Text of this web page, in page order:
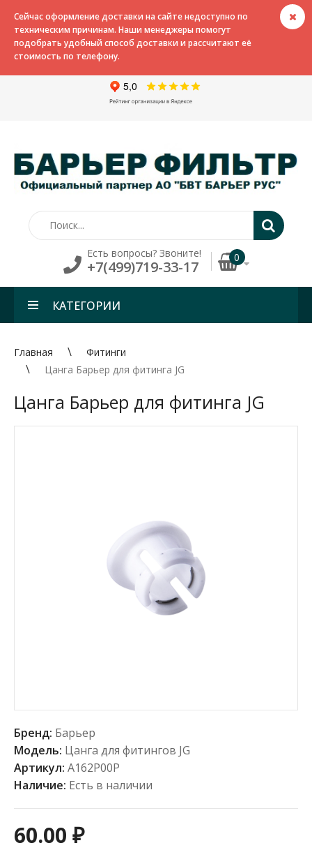
Сейчас оформление доставки на сайте недоступно по
техническим причинам. Наши менеджеры помогут
подобрать удобный способ доставки и рассчитают её
стоимость по телефону.
Есть вопросы? Звоните!
+7(499)719-33-17
0
КАТЕГОРИИ
Главная
Фитинги
Цанга Барьер для фитинга JG
Цанга Барьер для фитинга JG
Бренд: Барьер
Модель: Цанга для фитингов JG
Артикул: А162Р00Р
Наличие: Есть в наличии
60.00 ₽